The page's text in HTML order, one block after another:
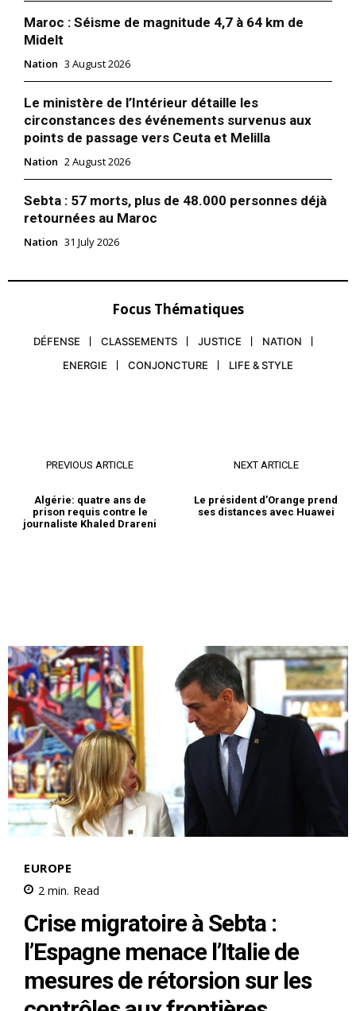
Maroc : Séisme de magnitude 4,7 à 64 km de
Midelt
Nation 3 August 2026
Le ministère de l’Intérieur détaille les
circonstances des événements survenus aux
points de passage vers Ceuta et Melilla
Nation 2 August 2026
Sebta : 57 morts, plus de 48.000 personnes déjà
retournées au Maroc
Nation 31 July 2026
Focus Thématiques
DÉFENSE CLASSEMENTS JUSTICE
NATION
ENERGIE
CONJONCTURE LIFE & STYLE
PREVIOUS ARTICLE
Algérie: quatre ans de
prison requis contre le
journaliste Khaled Drareni
NEXT ARTICLE
Le président d’Orange prend
ses distances avec Huawei